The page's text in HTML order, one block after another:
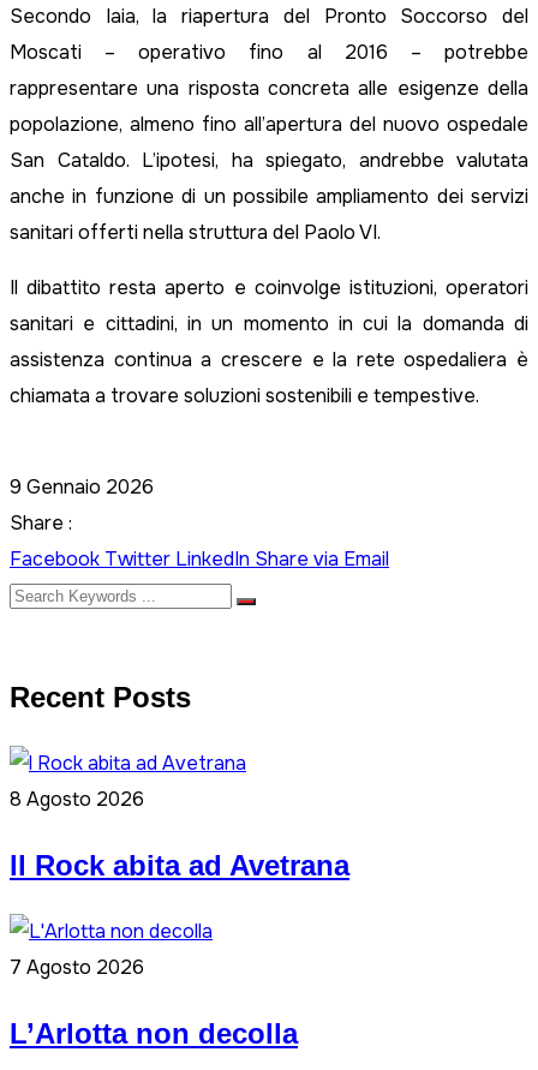
Secondo Iaia, la riapertura del Pronto Soccorso del
Moscati – operativo fino al 2016 – potrebbe
rappresentare una risposta concreta alle esigenze della
popolazione, almeno fino all’apertura del nuovo ospedale
San Cataldo. L’ipotesi, ha spiegato, andrebbe valutata
anche in funzione di un possibile ampliamento dei servizi
sanitari offerti nella struttura del Paolo VI.
Il dibattito resta aperto e coinvolge istituzioni, operatori
sanitari e cittadini, in un momento in cui la domanda di
assistenza continua a crescere e la rete ospedaliera è
chiamata a trovare soluzioni sostenibili e tempestive.
9 Gennaio 2026
Share :
Facebook Twitter LinkedIn Share via Email
Recent Posts
8 Agosto 2026
ll Rock abita ad Avetrana
7 Agosto 2026
L’Arlotta non decolla